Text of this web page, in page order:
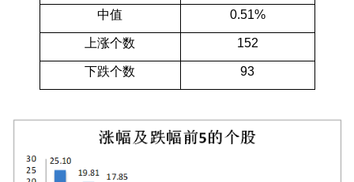
中值 0.51%
上涨个数 152
下跌个数 93